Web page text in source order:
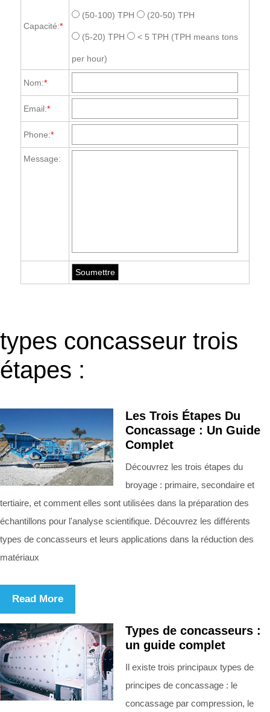
Capacité:*
(50-100) TPH (20-50) TPH
(5-20) TPH < 5 TPH (TPH means tons
per hour)
Nom:*
Email:*
Phone:*
Message:
types concasseur trois
étapes :
Les Trois Étapes Du
Concassage : Un Guide
Complet
Découvrez les trois étapes du
broyage : primaire, secondaire et
tertiaire, et comment elles sont utilisées dans la préparation des
échantillons pour l'analyse scientifique. Découvrez les différents
types de concasseurs et leurs applications dans la réduction des
matériaux
Read More
Types de concasseurs :
un guide complet
Il existe trois principaux types de
principes de concassage : le
concassage par compression, le